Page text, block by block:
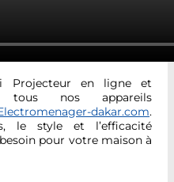
Projecteur en ligne et
tous nos appareils
dakar.com.
le style et l’efficacité
pour votre maison à